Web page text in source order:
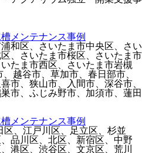
メンテナンス事例
和区、さいたま市中央区、さい
、さいたま市桜区、さいたま市
たま市西区、さいたま市岩槻
越谷市、草加市、春日部市、
市、狭山市、入間市、深谷市、
市、ふじみ野市、加須市、蓮田
メンテナンス事例
区、江戸川区、足立区、杉並
品川区、北区、新宿区、中野
港区、渋谷区、文京区、荒川